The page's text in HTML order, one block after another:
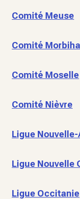
Comité Meuse
Comité
Comité Moselle
Comité Nièvre
Ligue
Ligue Nouvelle
Ligue Occitanie